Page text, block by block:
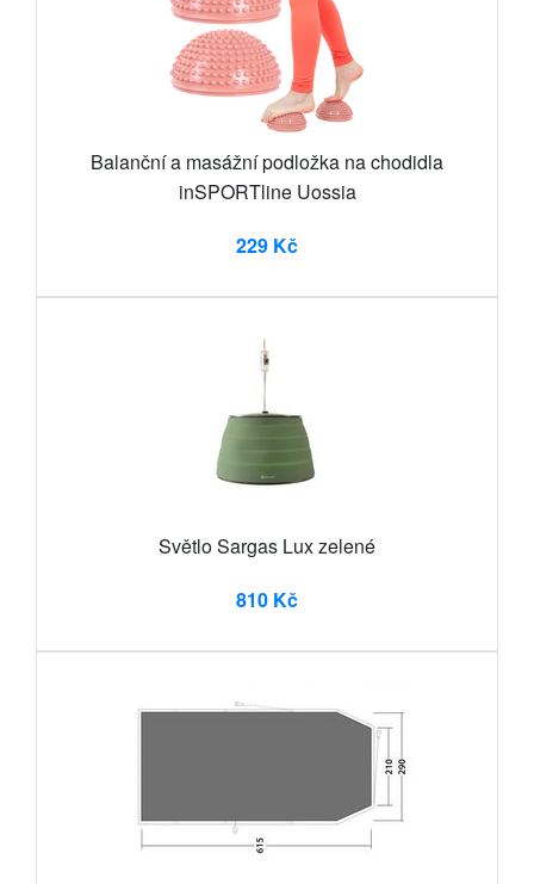
Balanční a masážní podložka na chodidla
inSPORTline Uossia
229 Kč
Světlo Sargas Lux zelené
810 Kč